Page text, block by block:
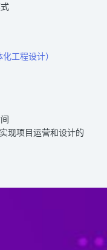
工程设计）
现项目运营和设计的